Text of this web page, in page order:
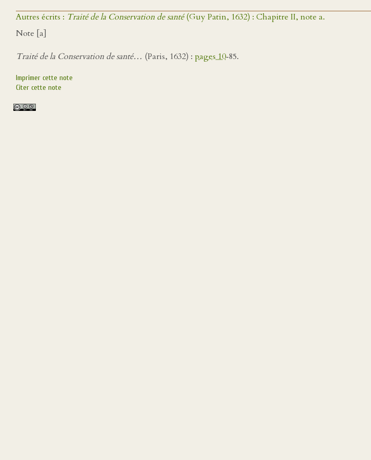
Autres écrits : Traité de la Conservation de santé(Guy Patin, 1632) : Chapitre II, note a.
Note [a]
Traité de la Conservation de santé… (Paris, 1632) : pages 10‑85.
Imprimer cette note
Citer cette note